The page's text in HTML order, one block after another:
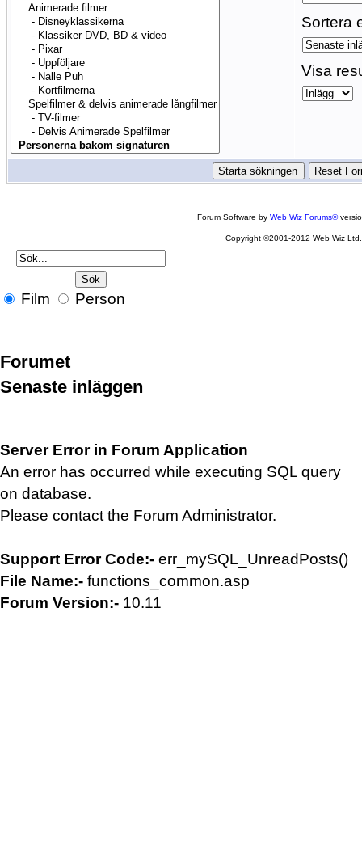
Sortera
Visa
Forum Software byWeb Wiz Forums®
Copyright ©2001-2012 Web Wiz Ltd.
Film Person
Forumet
Senaste inläggen
Server Error in Forum Application
An error has occurred while executing SQL query
on database.
Please contact the Forum Administrator.
Support Error Code:- err_mySQL_UnreadPosts()
File Name:- functions_common.asp
Forum Version:- 10.11